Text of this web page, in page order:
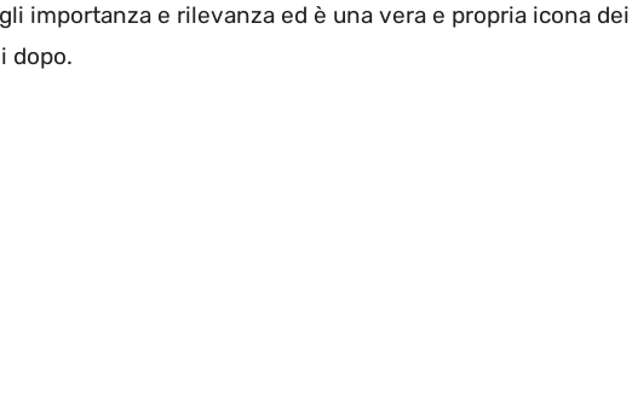
importanza e rilevanza ed è una vera e propria icona dei
dopo.